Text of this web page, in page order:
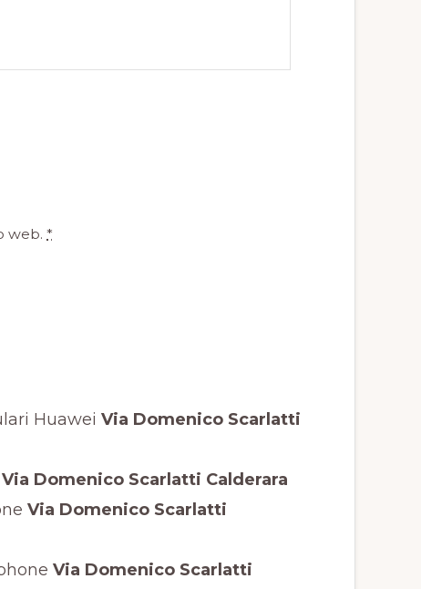
web. *
Huawei Via Domenico Scarlatti
Via Domenico Scarlatti Calderara
Via Domenico Scarlatti
Via Domenico Scarlatti